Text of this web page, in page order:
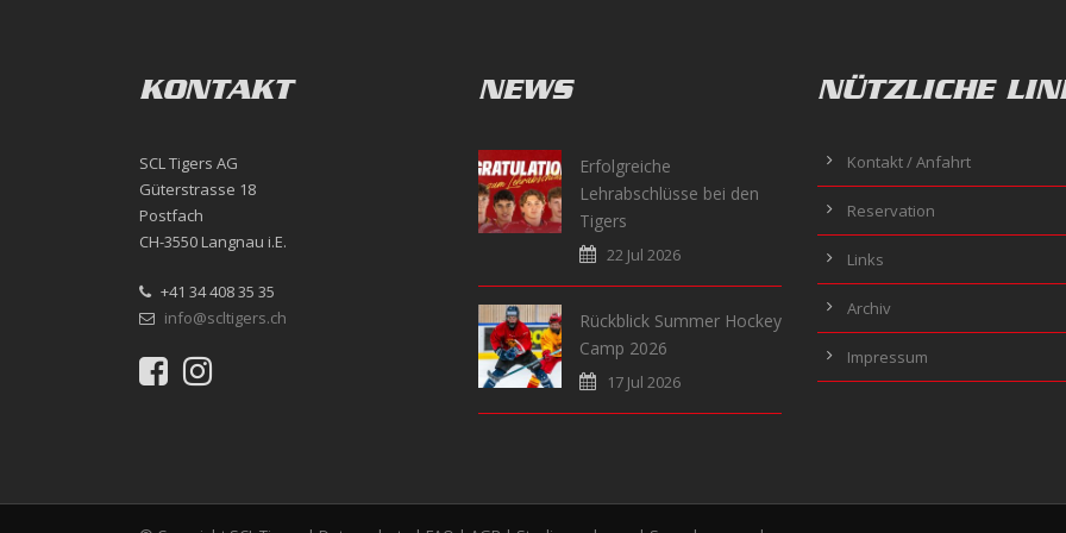
KONTAKT
SCL Tigers AG
Güterstrasse 18
Postfach
CH-3550 Langnau i.E.
+41 34 408 35 35
info@scltigers.ch
NEWS
Erfolgreiche
Lehrabschlüsse bei den
Tigers
22 Jul 2026
Rückblick Summer Hockey
Camp 2026
17 Jul 2026
NÜTZLICHE
Kontakt / Anfahrt
Reservation
Links
Archiv
Impressum